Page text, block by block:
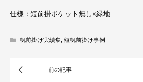
仕様：短前掛ポケット無し×緑地
帆前掛け実績集, 短帆前掛け事例